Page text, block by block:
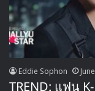
Eddie Sophon
TREND: แฟน